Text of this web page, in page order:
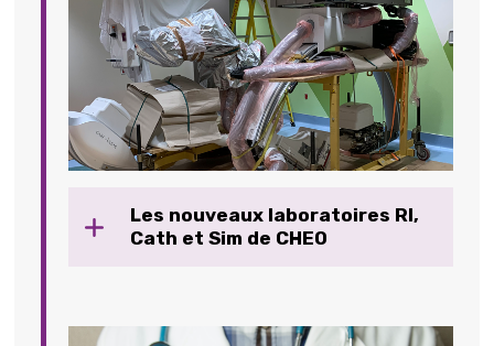
Les nouveaux laboratoires RI,
Cath et Sim de CHEO